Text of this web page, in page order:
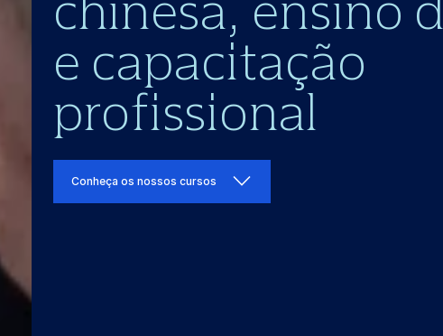
e capacitação
profissional
Conheça os nossos cursos